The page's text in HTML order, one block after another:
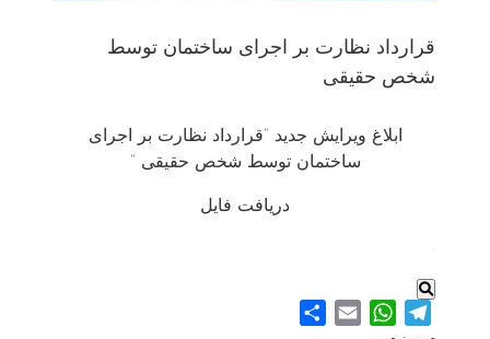
قرارداد نظارت بر اجرای ساختمان توسط
شخص حقیقی
ابلاغ ویرایش جدید “قرارداد نظارت بر اجرای
ساختمان توسط شخص حقیقی “
دریافت فایل
.
Telegram
WhatsApp
Email